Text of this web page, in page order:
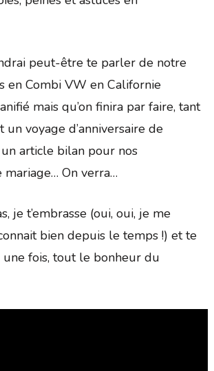
peut-être te parler de notre
en Combi VW en Californie
mais qu’on finira par faire, tant
un voyage d’anniversaire de
un article bilan pour nos
mariage… On verra…
je t’embrasse (oui, oui, je me
bien depuis le temps !) et te
une fois, tout le bonheur du